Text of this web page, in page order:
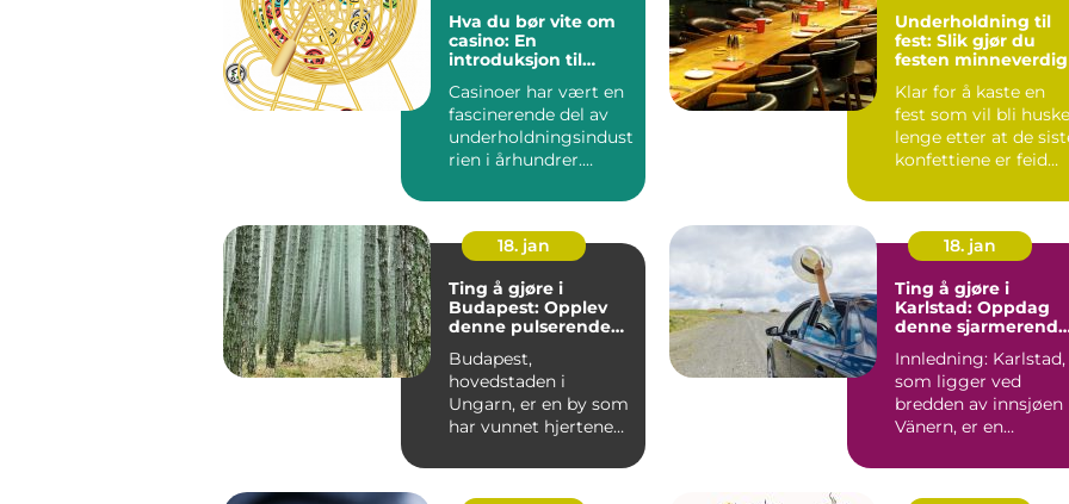
Hva du bør vite om
casino: En
introduksjon til
Casinoer har vært en
fascinerende del av
underholdningsindust
rien i århundrer.
Underholdning til
fest: Slik gjør du
festen minneverdig
Klar for å kaste en
fest som vil bli
lenge etter at de
konfettiene er feid
18. jan
Ting å gjøre i
Budapest: Opplev
denne pulserende
Budapest,
hovedstaden i
Ungarn, er en by som
har vunnet hjertene
verden. Med ...
18. jan
Ting å gjøre i
Karlstad: Oppdag
denne sjarmerende
Innledning: Karlstad,
som ligger ved
bredden av innsjøen
Vänern, er en
by som har...